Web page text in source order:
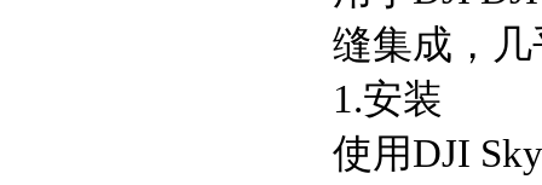
缝集成，
1.安装
使用DJI